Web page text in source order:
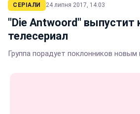
СЕРІАЛИ 24 липня 2017, 14:03
"Die Antwoord" выпустит
телесериал
Группа порадует поклонников